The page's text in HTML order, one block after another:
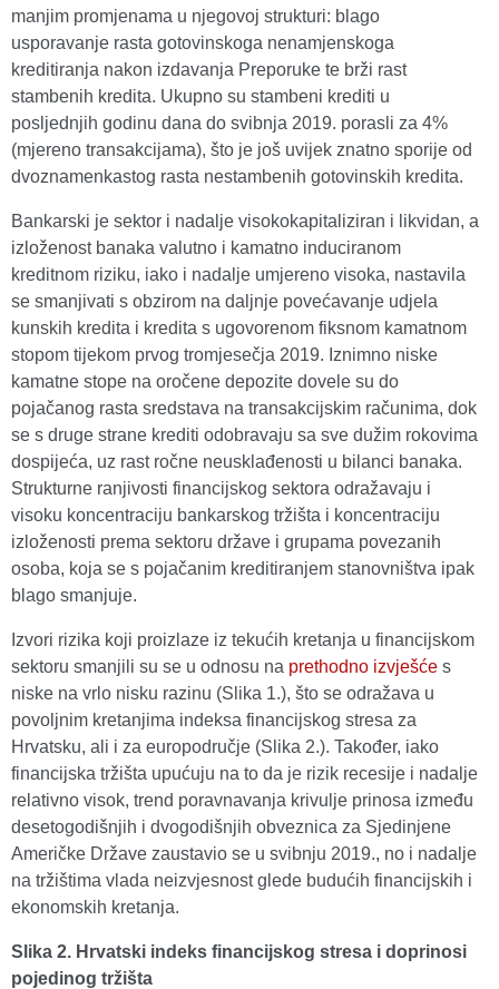
manjim promjenama u njegovoj strukturi: blago
usporavanje rasta gotovinskoga nenamjenskoga
kreditiranja nakon izdavanja Preporuke te brži rast
stambenih kredita. Ukupno su stambeni krediti u
posljednjih godinu dana do svibnja 2019. porasli za 4%
(mjereno transakcijama), što je još uvijek znatno sporije od
dvoznamenkastog rasta nestambenih gotovinskih kredita.
Bankarski je sektor i nadalje visokokapitaliziran i likvidan, a
izloženost banaka valutno i kamatno induciranom
kreditnom riziku, iako i nadalje umjereno visoka, nastavila
se smanjivati s obzirom na daljnje povećavanje udjela
kunskih kredita i kredita s ugovorenom fiksnom kamatnom
stopom tijekom prvog tromjesečja 2019. Iznimno niske
kamatne stope na oročene depozite dovele su do
pojačanog rasta sredstava na transakcijskim računima, dok
se s druge strane krediti odobravaju sa sve dužim rokovima
dospijeća, uz rast ročne neusklađenosti u bilanci banaka.
Strukturne ranjivosti financijskog sektora odražavaju i
visoku koncentraciju bankarskog tržišta i koncentraciju
izloženosti prema sektoru države i grupama povezanih
osoba, koja se s pojačanim kreditiranjem stanovništva ipak
blago smanjuje.
Izvori rizika koji proizlaze iz tekućih kretanja u financijskom
sektoru smanjili su se u odnosu na prethodno izvješće s
niske na vrlo nisku razinu (Slika 1.), što se odražava u
povoljnim kretanjima indeksa financijskog stresa za
Hrvatsku, ali i za europodručje (Slika 2.). Također, iako
financijska tržišta upućuju na to da je rizik recesije i nadalje
relativno visok, trend poravnavanja krivulje prinosa između
desetogodišnjih i dvogodišnjih obveznica za Sjedinjene
Američke Države zaustavio se u svibnju 2019., no i nadalje
na tržištima vlada neizvjesnost glede budućih financijskih i
ekonomskih kretanja.
Slika 2. Hrvatski indeks financijskog stresa i doprinosi
pojedinog tržišta